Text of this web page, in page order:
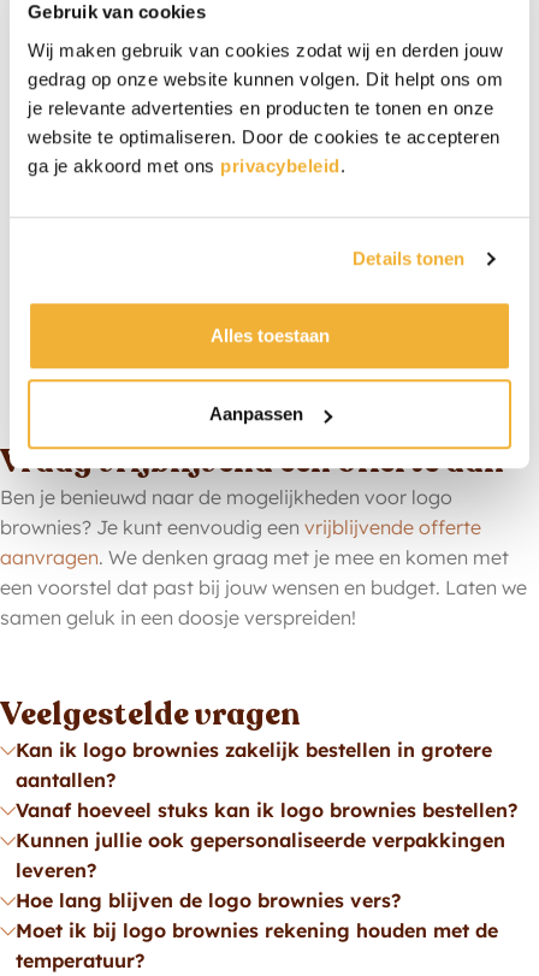
Gebruik van cookies
Wij maken gebruik van cookies zodat wij en derden jouw
gedrag op onze website kunnen volgen. Dit helpt ons om
je relevante advertenties en producten te tonen en onze
website te optimaliseren. Door de cookies te accepteren
ga je akkoord met ons privacybeleid.
Details tonen
Alles toestaan
Aanpassen
De brownies met logo zijn kwetsbaar bij hoge
temperaturen. Wanneer er temperaturen boven de 25
graden worden verwacht, is het helaas niet mogelijk
om de brownies met logo’s te verzenden. In dat geval
nemen wij contact met je op om een passende
oplossing te vinden.
boxen. Of je nu kiest voor een logo op iedere brownie
of één logo per brownie box, wij stemmen het volledig
Vraag vrijblijvend een offerte aan
Ben je benieuwd naar de mogelijkheden voor logo
brownies? Je kunt eenvoudig een vrijblijvende offerte
aanvragen. We denken graag met je mee en komen met
een voorstel dat past bij jouw wensen en budget. Laten we
samen geluk in een doosje verspreiden!
Veelgestelde vragen
Kan ik logo brownies zakelijk bestellen in grotere
aantallen?
Vanaf hoeveel stuks kan ik logo brownies bestellen?
Kunnen jullie ook gepersonaliseerde verpakkingen
leveren?
Hoe lang blijven de logo brownies vers?
Moet ik bij logo brownies rekening houden met de
temperatuur?